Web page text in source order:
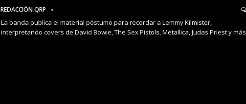
REDACCIÓN QRP
La banda publica el material póstumo para recordar a Lemmy Kilmister,
interpretando covers de David Bowie, The Sex Pistols, Metallica, Judas Priest y más